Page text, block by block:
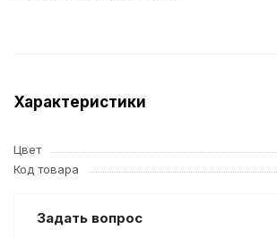
Характеристики
Цвет
Код товара
Задать вопрос